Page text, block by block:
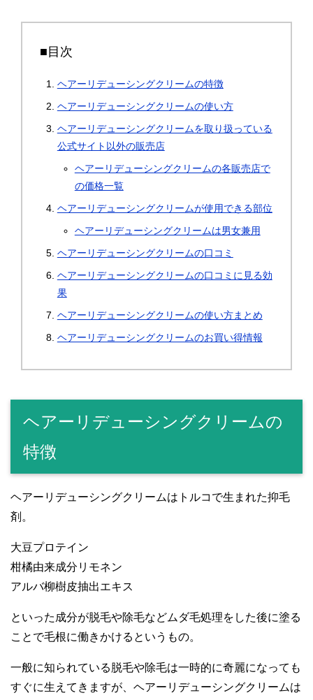
■目次
ヘアーリデューシングクリームの特徴
ヘアーリデューシングクリームの使い方
ヘアーリデューシングクリームを取り扱っている
公式サイト以外の販売店
ヘアーリデューシングクリームの各販売店で
の価格一覧
ヘアーリデューシングクリームが使用できる部位
ヘアーリデューシングクリームは男女兼用
ヘアーリデューシングクリームの口コミ
ヘアーリデューシングクリームの口コミに見る効
果
ヘアーリデューシングクリームの使い方まとめ
ヘアーリデューシングクリームのお買い得情報
ヘアーリデューシングクリームの
特徴
ヘアーリデューシングクリームはトルコで生まれた抑毛
剤。
大豆プロテイン
柑橘由来成分リモネン
アルバ柳樹皮抽出エキス
といった成分が脱毛や除毛などムダ毛処理をした後に塗る
ことで毛根に働きかけるというもの。
一般に知られている脱毛や除毛は一時的に奇麗になっても
すぐに生えてきますが、ヘアーリデューシングクリームは